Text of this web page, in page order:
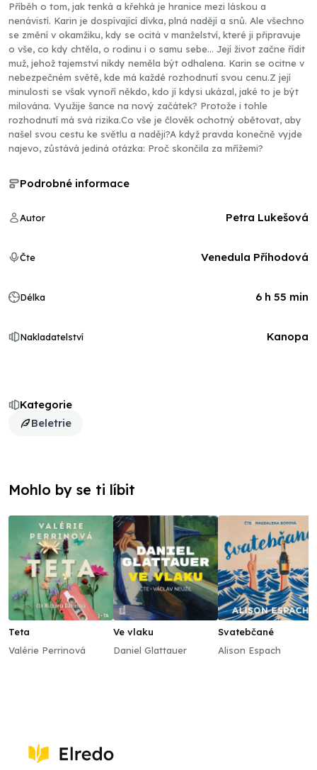
Příběh o tom, jak tenká a křehká je hranice mezi láskou a
nenávistí. Karin je dospívající dívka, plná nadějí a snů. Ale všechno
se změní v okamžiku, kdy se ocitá v manželství, které ji připravuje
o vše, co kdy chtěla, o rodinu i o samu sebe... Její život začne řídit
muž, jehož tajemství nikdy neměla být odhalena. Karin se ocitne v
nebezpečném světě, kde má každé rozhodnutí svou cenu.Z její
minulosti se však vynoří někdo, kdo jí kdysi ukázal, jaké to je být
milována. Využije šance na nový začátek? Protože i tohle
rozhodnutí má svá rizika.Co vše je člověk ochotný obětovat, aby
našel svou cestu ke světlu a naději?A když pravda konečně vyjde
najevo, zůstává jediná otázka: Proč skončila za mřížemi?
Kategorie
Beletrie
Podrobné informace
Autor Petra Lukešová
Čte Venedula Příhodová
Délka 6 h 55 min
Nakladatelství Kanopa
Mohlo by se ti líbit
Teta
Valérie Perrinová
Ve vlaku
Daniel Glattauer
Svatebčané
Alison Espach